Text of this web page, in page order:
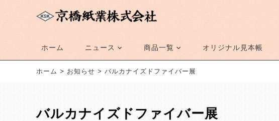
ホーム ニュース 商品一覧 オリジナル見本帳
ホーム > お知らせ > バルカナイズドファイバー展
バルカナイズドファイバー展